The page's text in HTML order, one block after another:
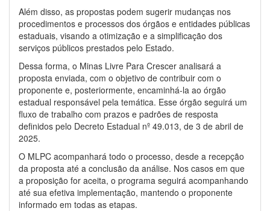
Além disso, as propostas podem sugerir mudanças nos
procedimentos e processos dos órgãos e entidades públicas
estaduais, visando a otimização e a simplificação dos
serviços públicos prestados pelo Estado.
Dessa forma, o Minas Livre Para Crescer analisará a
proposta enviada, com o objetivo de contribuir com o
proponente e, posteriormente, encaminhá-la ao órgão
estadual responsável pela temática. Esse órgão seguirá um
fluxo de trabalho com prazos e padrões de resposta
definidos pelo Decreto Estadual nº 49.013, de 3 de abril de
2025.
O MLPC acompanhará todo o processo, desde a recepção
da proposta até a conclusão da análise. Nos casos em que
a proposição for aceita, o programa seguirá acompanhando
até sua efetiva implementação, mantendo o proponente
informado em todas as etapas.